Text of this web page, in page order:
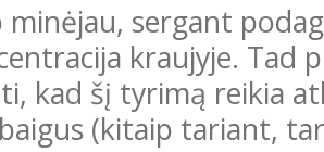
minėjau, sergant
kraujyje. Tad
kad šį tyrimą reikia
(kitaip tariant,